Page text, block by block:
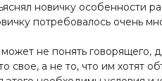
новичку особенности
потребовалось очень
не понять говорящего,
свое, а не то, что им хотят